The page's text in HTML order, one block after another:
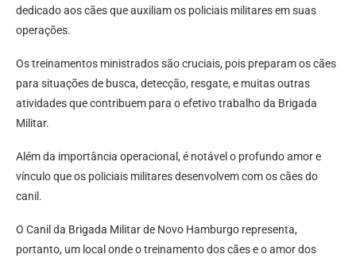
dedicado aos cães que auxiliam os policiais militares em suas
operações.
Os treinamentos ministrados são cruciais, pois preparam os cães
para situações de busca, detecção, resgate, e muitas outras
atividades que contribuem para o efetivo trabalho da Brigada
Militar.
Além da importância operacional, é notável o profundo amor e
vínculo que os policiais militares desenvolvem com os cães do
canil.
O Canil da Brigada Militar de Novo Hamburgo representa,
portanto, um local onde o treinamento dos cães e o amor dos